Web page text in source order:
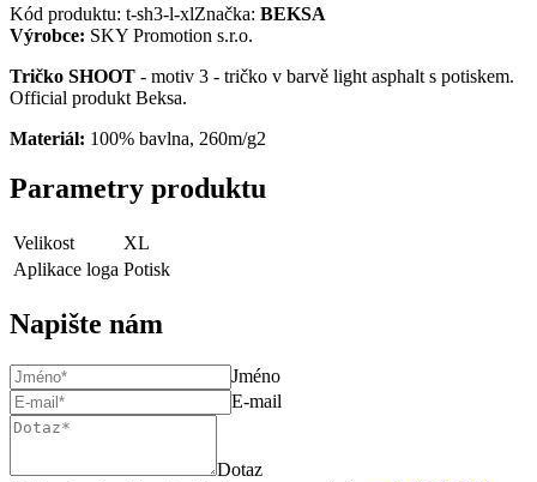
Kód produktu: t-sh3-l-xlZnačka: BEKSA
Výrobce: SKY Promotion s.r.o.
Tričko SHOOT - motiv 3 - tričko v barvě light asphalt s potiskem.
Official produkt Beksa.
Materiál: 100% bavlna, 260m/g2
Parametry produktu
Velikost
XL
Aplikace loga Potisk
Napište nám
Jméno
E-mail
Dotaz